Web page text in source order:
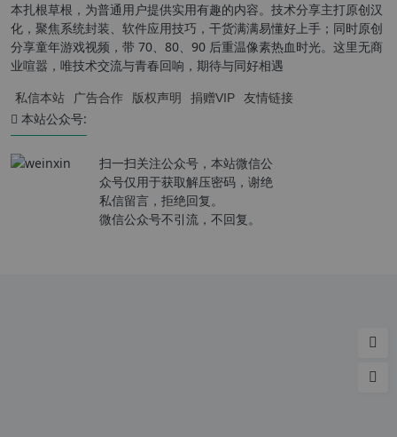
本扎根草根，为普通用户提供实用有趣的内容。技术分享主打原创汉
化，聚焦系统封装、软件应用技巧，干货满满易懂好上手；同时原创
分享童年游戏视频，带 70、80、90 后重温像素热血时光。这里无商
业喧嚣，唯技术交流与青春回响，期待与同好相遇
私信本站 广告合作 版权声明 捐赠VIP 友情链接
本站公众号:
扫一扫关注公众号，本站微信公
众号仅用于获取解压密码，谢绝
私信留言，拒绝回复。
微信公众号不引流，不回复。